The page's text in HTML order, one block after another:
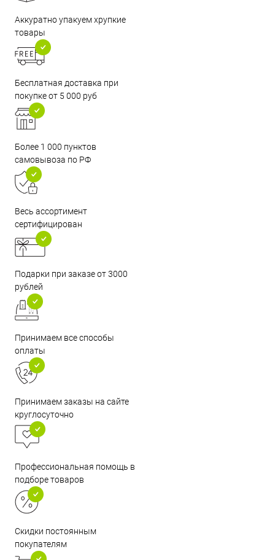
Аккуратно упакуем хрупкие
товары
Бесплатная доставка при
покупке от 5 000 руб
Более 1 000 пунктов
самовывоза по РФ
Весь ассортимент
сертифицирован
Подарки при заказе от 3000
рублей
Принимаем все способы
оплаты
Принимаем заказы на сайте
круглосуточно
Профессиональная помощь в
подборе товаров
Скидки постоянным
покупателям